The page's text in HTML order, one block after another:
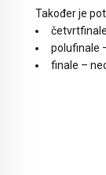
Također je
polufinale
finale –